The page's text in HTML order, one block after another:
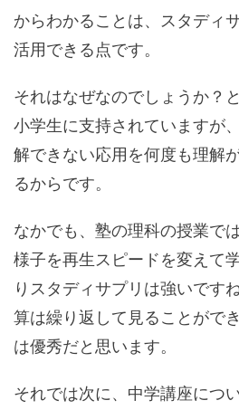
からわかることは、スタディ
活用できる点です。
それはなぜなのでしょうか？
小学生に支持されていますが
解できない応用を何度も理解
るからです。
なかでも、塾の理科の授業で
様子を再生スピードを変えて
りスタディサプリは強いです
算は繰り返して見ることがで
は優秀だと思います。
それでは次に、中学講座につ